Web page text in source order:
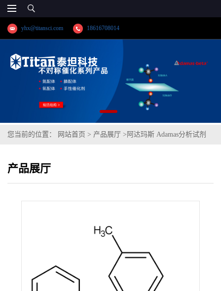
yhx@titansci.com 18616708014
您当前的位置： 网站首页 > 产品展厅 > 阿达玛斯 Adamas分析试剂
25g,≥97%
产品展厅